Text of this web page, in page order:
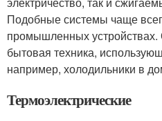
Подобные системы чаще
промышленных устройствах.
бытовая техника,
например, холодильники в
Термоэлектрические